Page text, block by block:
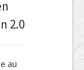
2.0
au